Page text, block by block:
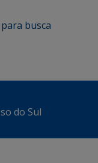
busca
do Sul